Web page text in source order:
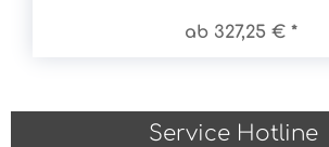
ab 327,25 € *
Service Hotline